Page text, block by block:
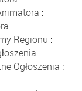
:
:
Regionu :
:
Ogłoszenia :
: